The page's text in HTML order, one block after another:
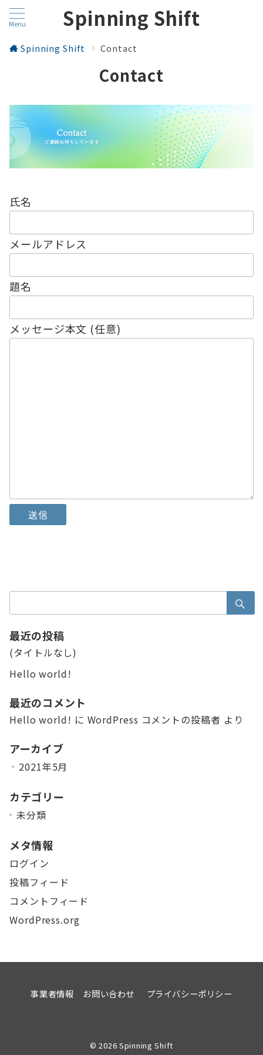
Menu Spinning Shift
Spinning Shift Contact
Contact
氏名
メールアドレス
題名
メッセージ本文 (任意)
索：
最近の投稿
(タイトルなし)
Hello world!
最近のコメント
Hello world! に WordPress コメントの投稿者 より
アーカイブ
2021年5月
カテゴリー
未分類
メタ情報
ログイン
投稿フィード
コメントフィード
WordPress.org
事業者情報 お問い合わせ プライバシーポリシー
© 2026 Spinning Shift